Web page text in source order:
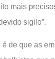
mais
sigilo”.
de que as